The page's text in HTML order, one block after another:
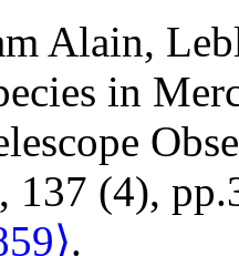
Alain,
in
137 (4),
.